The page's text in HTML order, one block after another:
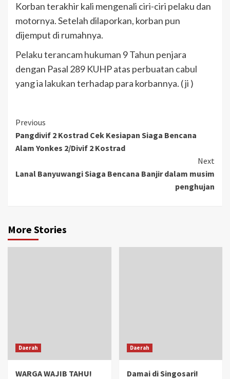
Korban terakhir kali mengenali ciri-ciri pelaku dan
motornya. Setelah dilaporkan, korban pun
dijemput di rumahnya.
Pelaku terancam hukuman 9 Tahun penjara
dengan Pasal 289 KUHP atas perbuatan cabul
yang ia lakukan terhadap para korbannya. ( ji )
Previous
Pangdivif 2 Kostrad Cek Kesiapan Siaga Bencana
Alam Yonkes 2/Divif 2 Kostrad
Next
Lanal Banyuwangi Siaga Bencana Banjir dalam musim
penghujan
More Stories
Daerah
WARGA WAJIB TAHU!
Daerah
Damai di Singosari!